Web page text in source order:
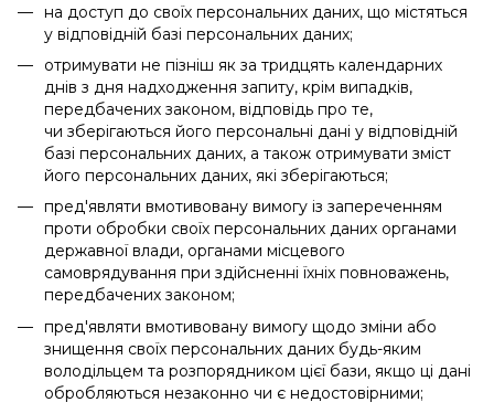
на доступ до своїх персональних даних, що містяться
у відповідній базі персональних даних;
отримувати не пізніш як за тридцять календарних
днів з дня надходження запиту, крім випадків,
передбачених законом, відповідь про те,
чи зберігаються його персональні дані у відповідній
базі персональних даних, а також отримувати зміст
його персональних даних, які зберігаються;
пред'являти вмотивовану вимогу із запереченням
проти обробки своїх персональних даних органами
державної влади, органами місцевого
самоврядування при здійсненні їхніх повноважень,
передбачених законом;
пред'являти вмотивовану вимогу щодо зміни або
знищення своїх персональних даних будь-яким
володільцем та розпорядником цієї бази, якщо ці дані
обробляються незаконно чи є недостовірними;